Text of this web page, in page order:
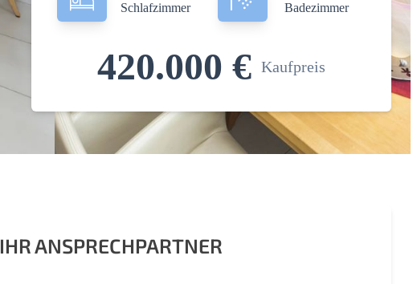
Schlafzimmer Badezimmer
420.000 € Kaufpreis
IHR ANSPRECHPARTNER